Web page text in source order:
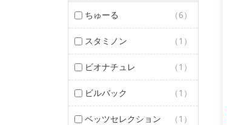
ちゅーる （6）
スタミノン （1）
ビオナチュレ （1）
ビルバック （1）
ベッツセレクション （1）